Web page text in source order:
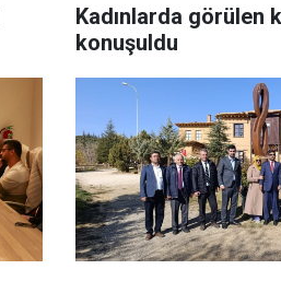
Kadınlarda görülen
konuşuldu